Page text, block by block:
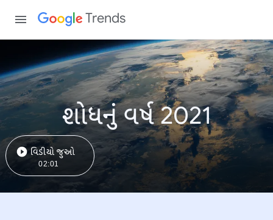
Trends
શોધનું વર્ષ 2021
વિડીયો જુઓ
02:01